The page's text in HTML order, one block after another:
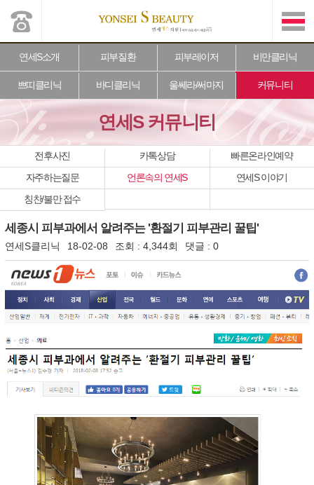
연세S소개 피부질환 피부레이저 비만클리닉
쁘띠클리닉 바디클리닉 울쎄라/써마지 커뮤니티
연세S 커뮤니티
전후사진 카톡상담
빠른온라인예약
자주하는질문
언론속의 연세S
연세S 이야기
칭찬/불만 접수
세종시 피부과에서 알려주는 '환절기 피부관리 꿀팁'
연세S클리닉 18-02-08 조회 : 4,344회 댓글 : 0